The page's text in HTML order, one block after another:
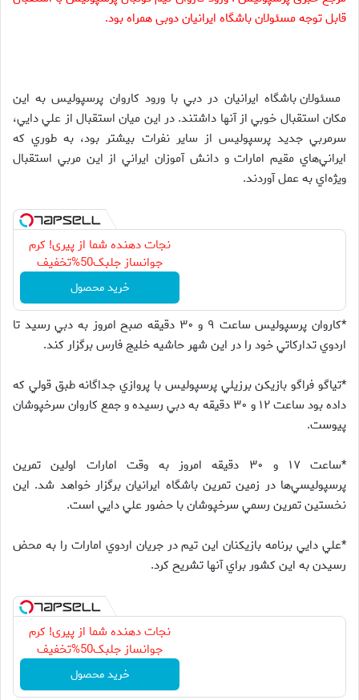
قابل توجه مسئولان باشگاه ایرانیان دوبی همراه بود.
مسئولان باشگاه ايرانيان در دبي با ورود كاروان پرسپوليس به اين
مكان استقبال خوبي از آنها داشتند. در اين ميان استقبال از علي دايي،
سرمربي جديد پرسپوليس از ساير نفرات بيشتر بود، به طوري كه
ايراني‌هاي مقيم امارات و دانش آموزان ايراني از اين مربي استقبال
ويژه‌اي به عمل آوردند.
نجات دهنده شما از پیری! کرم
جوانساز جلبک50%تخفیف
خرید محصول
*كاروان پرسپوليس ساعت ۹ و ۳۰ دقيقه صبح امروز به دبي رسيد تا
اردوي تداركاتي خود را در اين شهر حاشيه خليج فارس برگزار كند.
*تياگو فراگو بازيكن برزيلي پرسپوليس با پروازي جداگانه طبق قولي كه
داده بود ساعت ۱۲ و ۳۰ دقيقه به دبي رسيده و جمع كاروان سرخپوشان
پيوست.
*ساعت ۱۷ و ۳۰ دقيقه امروز به وقت امارات اولين تمرين
پرسپوليسي‌ها در زمين تمرين باشگاه ايرانيان برگزار خواهد شد. اين
نخستين تمرين رسمي سرخپوشان با حضور علي دايي است.
*علي دايي برنامه بازيكنان اين تيم در جريان اردوي امارات را به محض
رسيدن به اين كشور براي آنها تشريح كرد.
نجات دهنده شما از پیری! کرم
جوانساز جلبک50%تخفیف
خرید محصول